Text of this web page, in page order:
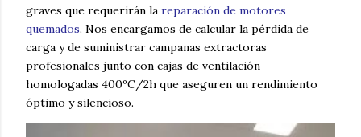
graves que requerirán la reparación de motores
quemados. Nos encargamos de calcular la pérdida de
carga y de suministrar campanas extractoras
profesionales junto con cajas de ventilación
homologadas 400ºC/2h que aseguren un rendimiento
óptimo y silencioso.